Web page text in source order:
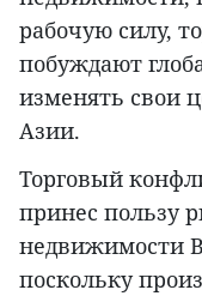
рабочую силу,
побуждают
изменять свои
Азии.
Торговый
принес пользу
недвижимости
поскольку